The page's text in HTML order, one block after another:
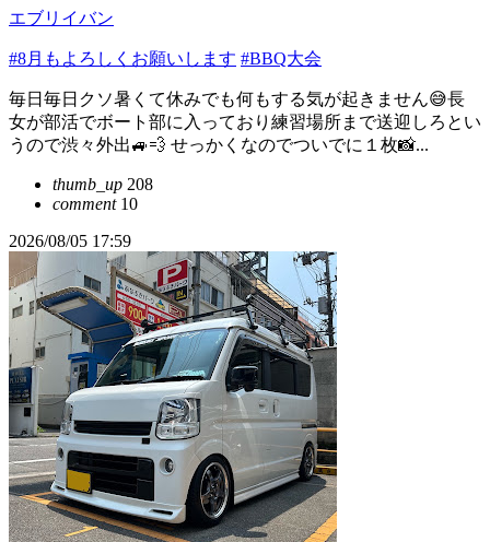
エブリイバン
#8月もよろしくお願いします #BBQ大会
毎日毎日クソ暑くて休みでも何もする気が起きません😅長
女が部活でボート部に入っており練習場所まで送迎しろとい
うので渋々外出🚙💨 せっかくなのでついでに１枚📸...
thumb_up 208
comment10
2026/08/05 17:59